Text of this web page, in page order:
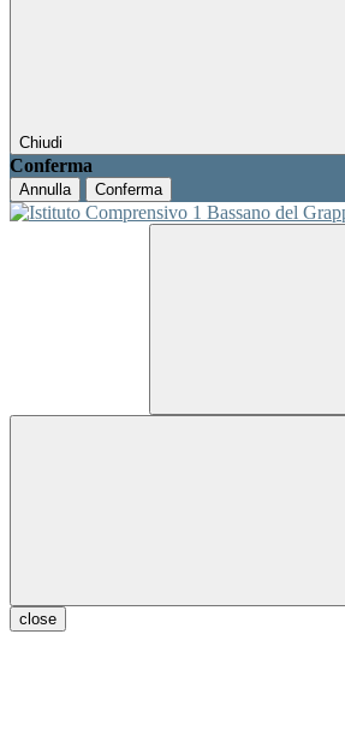
Chiudi
Conferma
Annulla Conferma
close